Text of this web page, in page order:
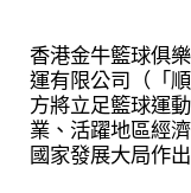
香港金牛籃球俱
運有限公司（「
方將立足籃球運
業、活躍地區經
國家發展大局作